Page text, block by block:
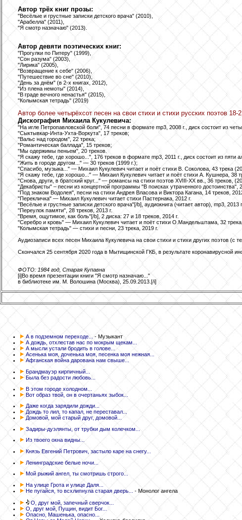
Автор трёх книг прозы:
"Весёлые и грустные записки детского врача" (2010),
"Арабелла" (2011),
"Я смотр назначаю" (2013).
Автор девяти поэтических книг:
"Прогулки по Питеру" (1999),
"Сон разума" (2003),
"Лирика" (2005),
"Возвращение к себе" (2006),
"Путешествие во сне" (2010),
"День за днём" (в 2-х книгах, 2012),
"Из плена немоты" (2014),
"В граде вечного ненастья" (2015),
"Колымская тетрадь" (2019)
Автор более четырёхсот песен на свои стихи и стихи русских поэтов 18-
Дискография Михаила Кукулевича:
"На игле Петропавловской боли", 74 песни в формате mp3, 2008 г., диск состоит из
"Сыктывкар-Инта-Ухта-Воркута", 17 треков;
"Вальс над городом", 22 трека;
"Романтическая баллада", 15 треков;
"Мы одержимы пеньем", 20 треков.
"Я скажу тебе, где хорошо...", 176 треков в формате mp3, 2011 г., диск состоит из пяти
"Жить в городе другом..." — 30 треков (1999 г.);
"Спасибо, музыка..." — Михаил Кукулевич читает и поёт стихи В. Соколова, 43 трека
"Я скажу тебе, где хорошо..." — Михаил Кукулевич читает и поёт стихи А. Кушнера, 38
"Снова, други, в братский круг..." — романсы на стихи поэтов ХVIII-ХХ вв., 36 треков,
"Декабристы" – песни из концертной программы "В поисках утраченного достоинства",
"Под знаком Водолея", песни на стихи Андрея Власова и Виктора Кагана, 14 треков,
"Перекличка" — Михаил Кукулевич читает стихи Пастернака, 2012 г.
"Весёлые и грустные записки детского врача"[/b], аудиокнига (читает автор), mp3, 2013 г.
"Переулок памяти", 28 треков, 2013 г.
"Время, ощутимое, как боль"[/b], 2 диска: 27 и 18 треков, 2014 г.
"Серебро и кровь" — Михаил Кукулевич читает и поёт стихи О.Мандельштама, 32 трека,
"Колымская тетрадь" — стихи и песни, 23 трека, 2019 г.
Аудиозаписи всех песен Михаила Кукулевича на свои стихи и стихи других поэтов
Скончался 25 сентября 2020 года в Мытищинской ГКБ, в результате коронавирусной
ФОТО: 1984 год, Старая Купавна
[i]Во время презентации книги "Я смотр назначаю..."
в библиотеке им. М. Волошина (Москва), 25.09.2013.[/i]
А в подземном переходе...
- Музыкант
А дождь, отхлестав нас по мокрым щекам...
А мысли устали бродить в голове...
Асенька моя, доченька моя, песенка моя нежная...
Афганская война дарована нам свыше...
Брандмауэр кирпичный...
Была без радости любовь...
В этом городе холодном...
Вот образ твой, он в очертаньях зыбок...
Даже когда зарядили дожди...
Дождь то лил, то капал, не переставал...
Домовой, мой старый друг, домовой...
Задиры-дуэлянты, от трубки дым колечком...
Из твоего окна видны...
Князь Евгений Петрович, застыло каре на снегу...
Ленинградские белые ночи...
Мой рыжий ангел, ты смотришь строго...
На улице Грота и улице Даля...
Не пугайся, то всхлипнула старая дверь...
- Монолог ангела
О, друг мой, запечный сверчок...
О, друг мой, Пущин, видит Бог...
Опасно, Машенька, опасно...